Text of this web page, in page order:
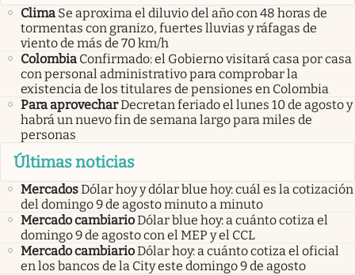
Clima Se aproxima el diluvio del año con 48 horas de
tormentas con granizo, fuertes lluvias y ráfagas de
viento de más de 70 km/h
Colombia Confirmado: el Gobierno visitará casa por casa
con personal administrativo para comprobar la
existencia de los titulares de pensiones en Colombia
Para aprovecharDecretan feriado el lunes 10 de agosto y
habrá un nuevo fin de semana largo para miles de
personas
Últimas noticias
MercadosDólar hoy y dólar blue hoy: cuál es la cotización
del domingo 9 de agosto minuto a minuto
Mercado cambiarioDólar blue hoy: a cuánto cotiza el
domingo 9 de agosto con el MEP y el CCL
Mercado cambiarioDólar hoy: a cuánto cotiza el oficial
en los bancos de la City este domingo 9 de agosto